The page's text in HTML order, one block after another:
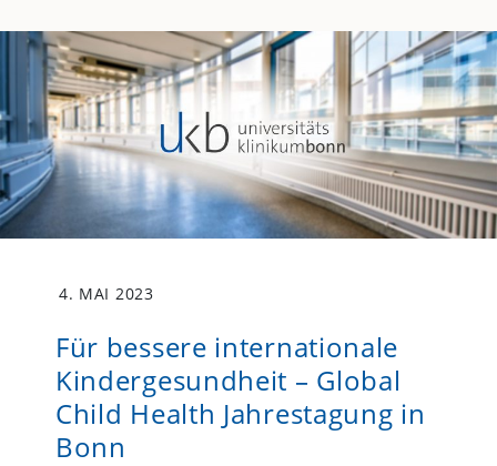
4. MAI 2023
Für bessere internationale
Kindergesundheit – Global
Child Health Jahrestagung in
Bonn